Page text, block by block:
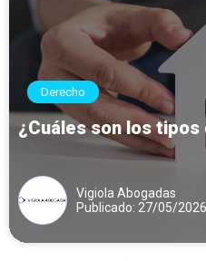
Derecho
¿Cuáles son los
Vigiola Abogadas
Publicado: 27/05/2026